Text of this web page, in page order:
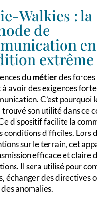
Walkies : la
de
en
extrême
dumétierdes forces
avoir des exigences
C’est pourquoi
trouvé son utilité dans ce
dispositif facilite la
conditions difficiles. Lors
sur le terrain, cet
efficace et claire
Il sera utilisé pour
échanger des directives
anomalies.